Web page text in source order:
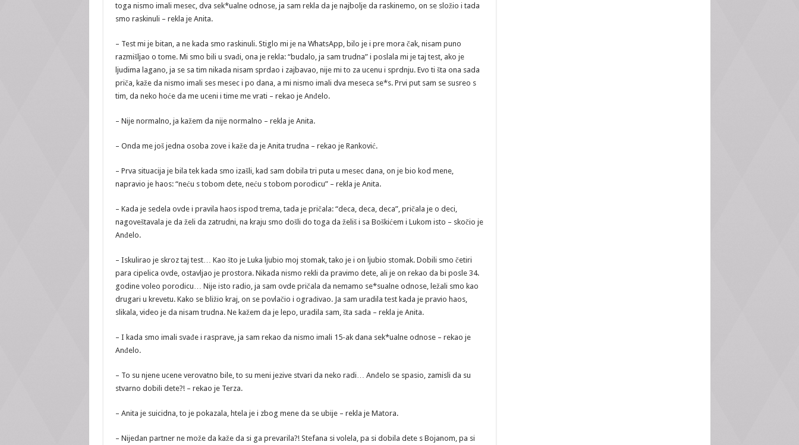
toga nismo imali mesec, dva sek*ualne odnose, ja sam rekla da je najbolje da raskinemo, on se složio i tada
smo raskinuli – rekla je Anita.
– Test mi je bitan, a ne kada smo raskinuli. Stiglo mi je na WhatsApp, bilo je i pre mora čak, nisam puno
razmišljao o tome. Mi smo bili u svađi, ona je rekla: “budalo, ja sam trudna” i poslala mi je taj test, ako je
ljudima lagano, ja se sa tim nikada nisam sprdao i zajbavao, nije mi to za ucenu i sprdnju. Evo ti šta ona sada
priča, kaže da nismo imali ses mesec i po dana, a mi nismo imali dva meseca se*s. Prvi put sam se susreo s
tim, da neko hoće da me uceni i time me vrati – rekao je Anđelo.
– Nije normalno, ja kažem da nije normalno – rekla je Anita.
– Onda me još jedna osoba zove i kaže da je Anita trudna – rekao je Ranković.
– Prva situacija je bila tek kada smo izašli, kad sam dobila tri puta u mesec dana, on je bio kod mene,
napravio je haos: “neću s tobom dete, neću s tobom porodicu” – rekla je Anita.
– Kada je sedela ovde i pravila haos ispod trema, tada je pričala: “deca, deca, deca”, pričala je o deci,
nagoveštavala je da želi da zatrudni, na kraju smo došli do toga da želiš i sa Boškićem i Lukom isto – skočio je
Anđelo.
– Iskulirao je skroz taj test… Kao što je Luka ljubio moj stomak, tako je i on ljubio stomak. Dobili smo četiri
para cipelica ovde, ostavljao je prostora. Nikada nismo rekli da pravimo dete, ali je on rekao da bi posle 34.
godine voleo porodicu… Nije isto radio, ja sam ovde pričala da nemamo se*sualne odnose, ležali smo kao
drugari u krevetu. Kako se bližio kraj, on se povlačio i ograđivao. Ja sam uradila test kada je pravio haos,
slikala, video je da nisam trudna. Ne kažem da je lepo, uradila sam, šta sada – rekla je Anita.
– I kada smo imali svađe i rasprave, ja sam rekao da nismo imali 15-ak dana sek*ualne odnose – rekao je
Anđelo.
– To su njene ucene verovatno bile, to su meni jezive stvari da neko radi… Anđelo se spasio, zamisli da su
stvarno dobili dete?! – rekao je Terza.
– Anita je suicidna, to je pokazala, htela je i zbog mene da se ubije – rekla je Matora.
– Nijedan partner ne može da kaže da si ga prevarila?! Stefana si volela, pa si dobila dete s Bojanom, pa si